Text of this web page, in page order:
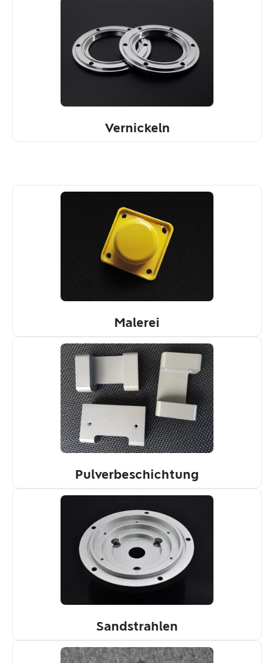
Vernickeln
Malerei
Pulverbeschichtung
Sandstrahlen